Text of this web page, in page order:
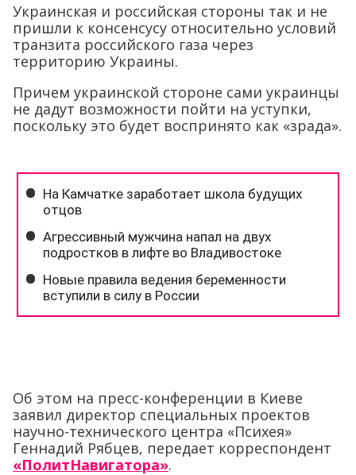
Украинская и российская стороны так и не
пришли к консенсусу относительно условий
транзита российского газа через
территорию Украины.
Причем украинской стороне сами украинцы
не дадут возможности пойти на уступки,
поскольку это будет воспринято как «зрада».
Об этом на пресс-конференции в Киеве
заявил директор специальных проектов
научно-технического центра «Психея»
Геннадий Рябцев, передает корреспондент
«ПолитНавигатора».